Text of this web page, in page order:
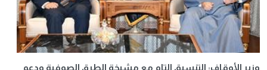
وزير الأوقاف: التنسيق التام مع مشيخة الطرق الصوفية ودعم